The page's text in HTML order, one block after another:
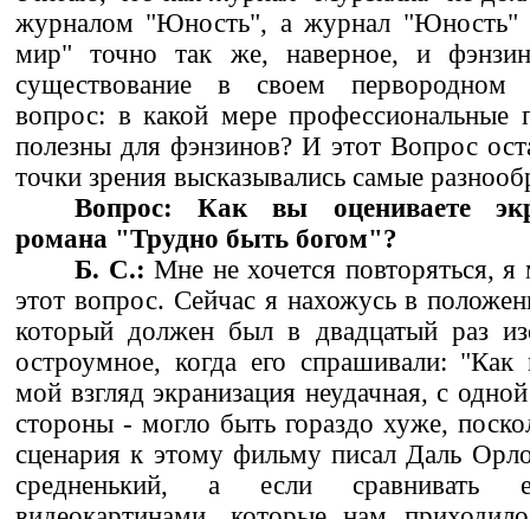
журналом "Юность", а журнал
мир" точно так же, наверное, и
существование в своем первородном
вопрос: в какой мере профессиональные
полезны для фэнзинов? И этот Вопрос
точки зрения высказывались самые
Вопрос: Как вы оцениваете
романа "Трудно быть богом"?
Б. С.: Мне не хочется повторяться, я
этот вопрос. Сейчас я нахожусь в
который должен был в двадцатый раз
остроумное, когда его спрашивали:
мой взгляд экранизация неудачная, с
стороны - могло быть гораздо хуже,
сценария к этому фильму писал Даль
средненький, а если